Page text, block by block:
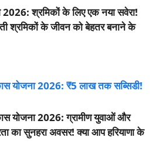
2026: श्रमिकों के लिए एक नया सवेरा!
श्रमिकों के जीवन को बेहतर बनाने के
योजना 2026: ₹5 लाख तक सब्सिडी!
योजना 2026: ग्रामीण युवाओं और
का सुनहरा अवसर! क्या आप हरियाणा के